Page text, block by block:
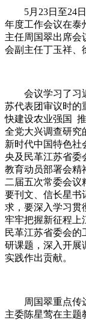
5月23日至24
年度工作会议在泰
主任周国翠出席会
会副主任丁玉祥、
会议学习了习
苏代表团审议时的
快建设农业强国
全党大兴调查研究
新时代中国特色社
央及民革江苏省委
教育动员部署会精
二届五次常委会议
要刊文、信长星书
求，要深入学习贯
牢牢把握新征程上
民革江苏省委会的
研课题，深入开展
实践作出贡献。
周国翠重点传
主委陈星莺在主题